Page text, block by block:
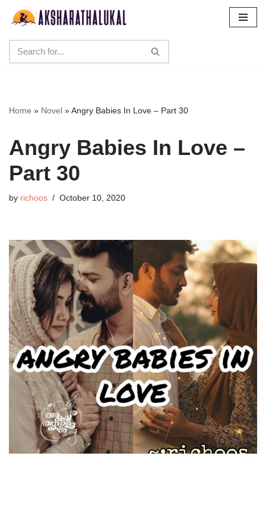
content
Home » Novel »Angry Babies In Love – Part 30
Angry Babies In Love –
Part 30
by richoos October 10, 2020